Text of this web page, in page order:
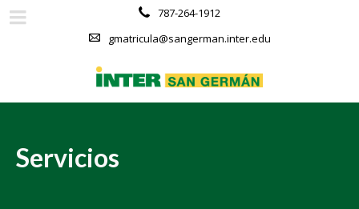
787-264-1912
gmatricula@sangerman.inter.edu
Servicios